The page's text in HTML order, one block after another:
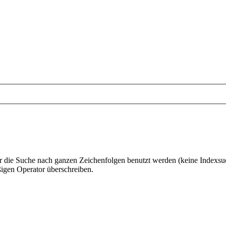
Suche nach ganzen Zeichenfolgen benutzt werden (keine
Operator überschreiben.